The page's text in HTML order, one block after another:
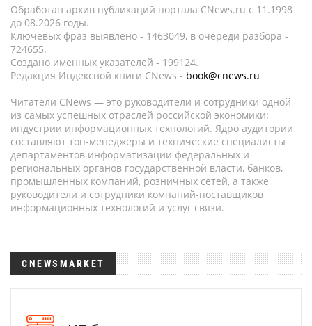
Обработан архив публикаций портала CNews.ru c 11.1998
до 08.2026 годы.
Ключевых фраз выявлено - 1463049, в очереди разбора -
724655.
Создано именных указателей - 199124.
Редакция Индексной книги CNews - book@cnews.ru
Читатели CNews — это руководители и сотрудники одной
из самых успешных отраслей российской экономики:
индустрии информационных технологий. Ядро аудитории
составляют топ-менеджеры и технические специалисты
департаментов информатизации федеральных и
региональных органов государственной власти, банков,
промышленных компаний, розничных сетей, а также
руководители и сотрудники компаний-поставщиков
информационных технологий и услуг связи.
CNEWSMARKET